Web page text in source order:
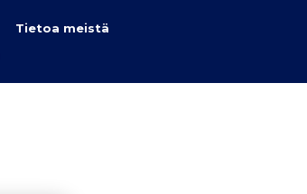
Tietoa meistä